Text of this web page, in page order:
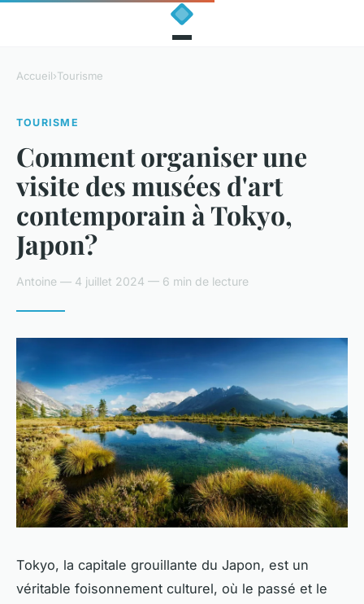
Accueil›Tourisme
TOURISME
Comment organiser une
visite des musées d'art
contemporain à Tokyo,
Japon?
Antoine — 4 juillet 2024 — 6 min de lecture
Tokyo, la capitale grouillante du Japon, est un
véritable foisonnement culturel, où le passé et le